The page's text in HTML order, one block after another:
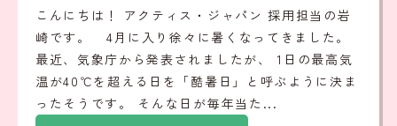
こんにちは！ アクティス・ジャパン 採用担当の岩
崎です。 4月に入り徐々に暑くなってきました。
最近、気象庁から発表されましたが、 1日の最高気
温が40℃を超える日を「酷暑日」と呼ぶように決ま
ったそうです。 そんな日が毎年当た...